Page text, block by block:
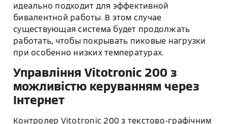
идеально подходит для эффективной
бивалентной работы. В этом случае
существующая система будет продолжать
работать, чтобы покрывать пиковые нагрузки
при особенно низких температурах.
Управління Vitotronic 200 з
можливістю керуванням через
Інтернет
Контролер Vitotronic 200 з текстово-графічним